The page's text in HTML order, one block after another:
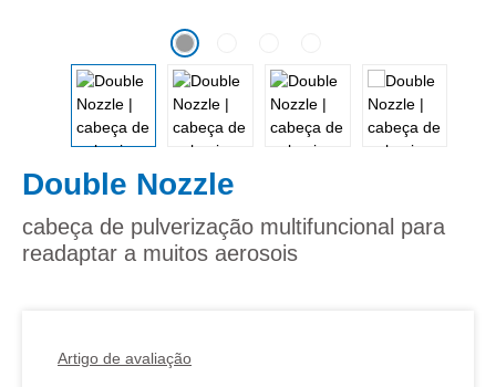
Double Nozzle
cabeça de pulverização multifuncional para
readaptar a muitos aerosois
Artigo de avaliação